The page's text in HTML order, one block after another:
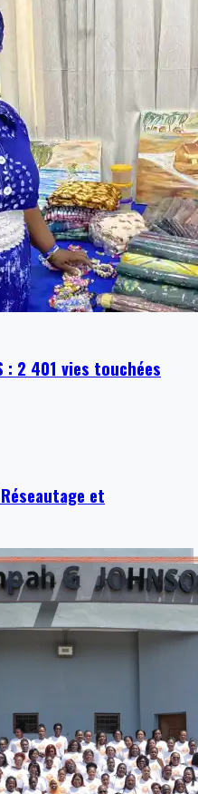
: 2 401 vies touchées
et